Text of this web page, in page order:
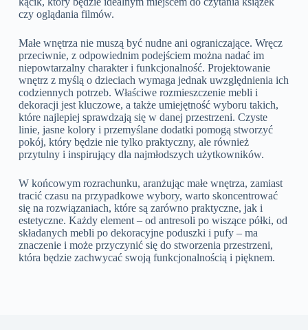
czy oglądania filmów.
Małe wnętrza nie muszą być nudne ani ograniczające. Wręcz
przeciwnie, z odpowiednim podejściem można nadać im
niepowtarzalny charakter i funkcjonalność. Projektowanie
wnętrz z myślą o dzieciach wymaga jednak uwzględnienia ich
codziennych potrzeb. Właściwe rozmieszczenie mebli i
dekoracji jest kluczowe, a także umiejętność wyboru takich,
które najlepiej sprawdzają się w danej przestrzeni. Czyste
linie, jasne kolory i przemyślane dodatki pomogą stworzyć
pokój, który będzie nie tylko praktyczny, ale również
przytulny i inspirujący dla najmłodszych użytkowników.
W końcowym rozrachunku, aranżując małe wnętrza, zamiast
tracić czasu na przypadkowe wybory, warto skoncentrować
się na rozwiązaniach, które są zarówno praktyczne, jak i
estetyczne. Każdy element – od antresoli po wiszące półki, od
składanych mebli po dekoracyjne poduszki i pufy – ma
znaczenie i może przyczynić się do stworzenia przestrzeni,
która będzie zachwycać swoją funkcjonalnością i pięknem.